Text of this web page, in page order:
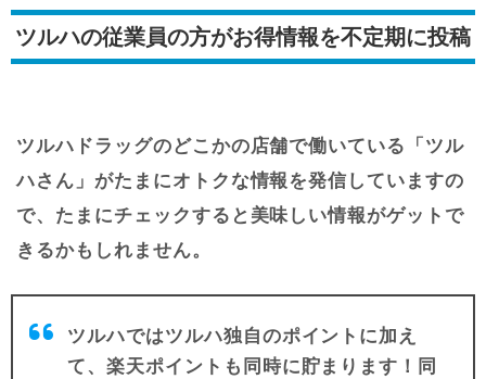
ツルハの従業員の方がお得情報を不定期に投稿
ツルハドラッグのどこかの店舗で働いている「ツル
ハさん」がたまにオトクな情報を発信していますの
で、たまにチェックすると美味しい情報がゲットで
きるかもしれません。
ツルハではツルハ独自のポイントに加え
て、楽天ポイントも同時に貯まります！同